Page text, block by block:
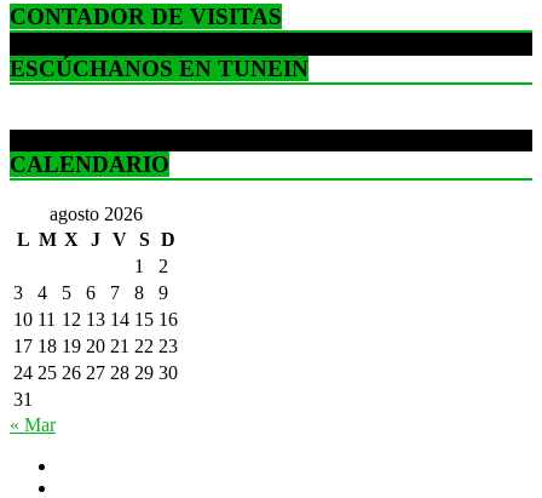
CONTADOR DE VISITAS
ESCÚCHANOS EN TUNEIN
CALENDARIO
agosto 2026
L M X J V S D
1
2
3
4 5 6 7 8
9
10 11 12 13 14 15 16
17 18 19 20 21 22 23
24 25 26 27 28 29 30
31
« Mar